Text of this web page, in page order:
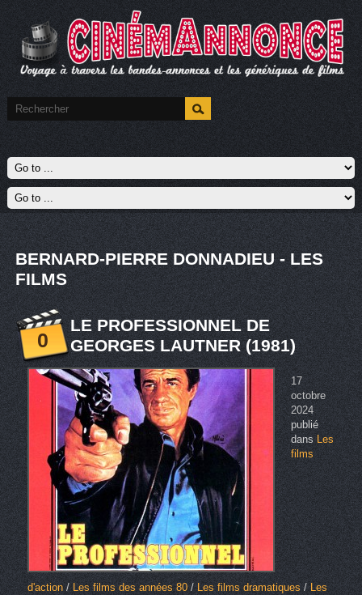
BERNARD-PIERRE DONNADIEU - LES
FILMS
0
LE PROFESSIONNEL DE
GEORGES LAUTNER (1981)
17
octobre
2024
publié
dans Les
films
d'action/ Les films des années 80/Les films dramatiques/Les